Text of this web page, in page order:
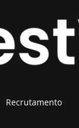
Recrutamento